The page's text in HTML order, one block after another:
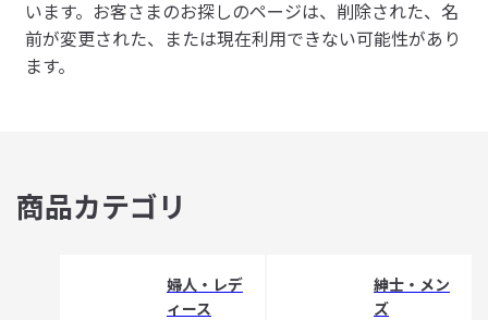
ト
ア
います。 お客さまのお探しのページは、削除された、名
前が変更された、または現在利用できない可能性があり
ます。
商品カテゴリ
婦人・レデ
ィース
紳士・メン
ズ